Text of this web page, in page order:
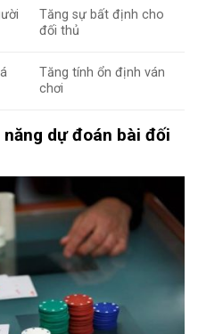
Tăng sự bất định cho
đối thủ
Tăng tính ổn định ván
chơi
dự đoán bài đối